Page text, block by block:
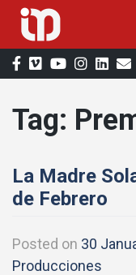
Skip
to
Tag:
La Madre
de Febrero
Posted on 30
Producciones